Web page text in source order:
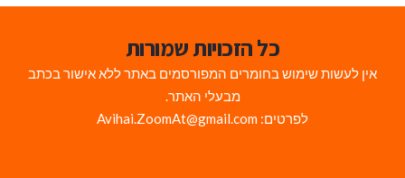
כל הזכויות שמורות
אין לעשות שימוש בחומרים המפורסמים באתר ללא אישור בכתב
מבעלי האתר.
לפרטים: Avihai.ZoomAt@gmail.com